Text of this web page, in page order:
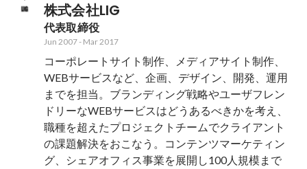
株式会社LIG
代表取締役
Jun 2007- Mar 2017
コーポレートサイト制作、メディアサイト制作、
WEBサービスなど、企画、デザイン、開発、運用
までを担当。ブランディング戦略やユーザフレン
ドリーなWEBサービスはどうあるべきかを考え、
職種を超えたプロジェクトチームでクライアント
の課題解決をおこなう。コンテンツマーケティン
グ、シェアオフィス事業を展開し100人規模まで